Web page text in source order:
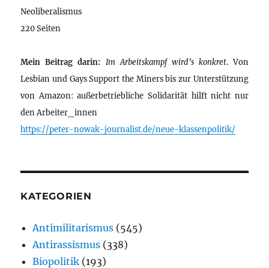
Neoliberalismus
220 Seiten
Mein Beitrag darin: Im Arbeitskampf wird’s konkret. Von
Lesbian und Gays Support the Miners bis zur Unterstützung
von Amazon: außerbetriebliche Solidarität hilft nicht nur
den Arbeiter_innen
https://peter-nowak-journalist.de/neue-klassenpolitik/
KATEGORIEN
Antimilitarismus (545)
Antirassismus (338)
Biopolitik (193)